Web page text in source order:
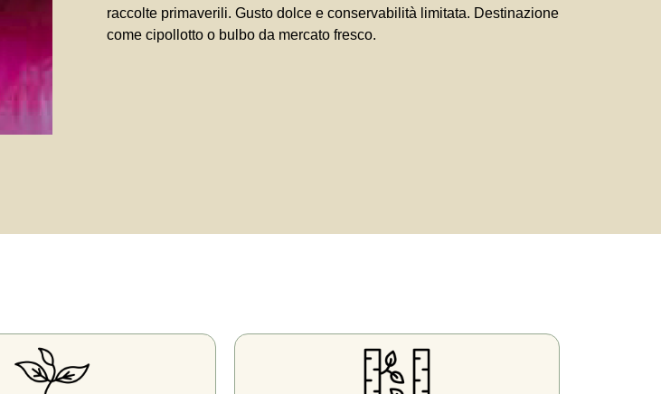
raccolte primaverili. Gusto dolce e conservabilità limitata. Destinazione
come cipollotto o bulbo da mercato fresco.